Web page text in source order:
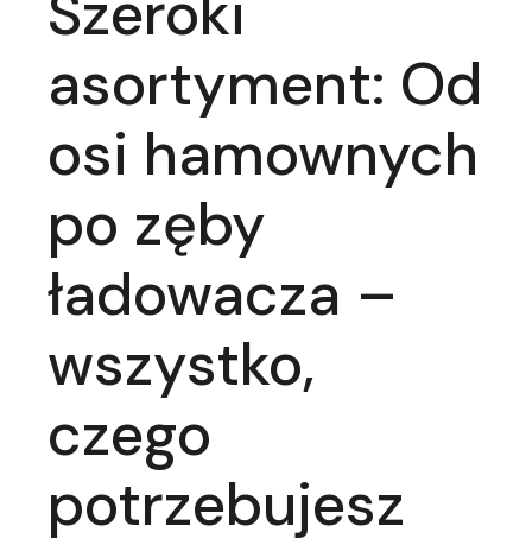
asortyment: Od
osi hamownych
po zęby
ładowacza –
wszystko,
czego
potrzebujesz